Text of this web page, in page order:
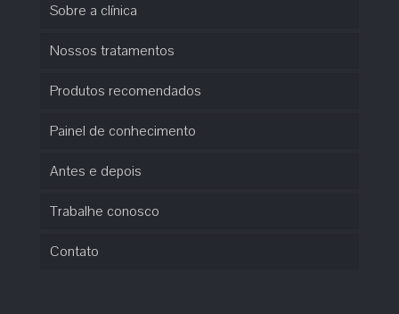
Sobre a clínica
Nossos tratamentos
Produtos recomendados
Painel de conhecimento
Antes e depois
Trabalhe conosco
Contato